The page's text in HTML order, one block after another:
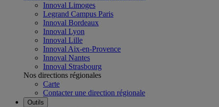
Innoval Limoges
Legrand Campus Paris
Innoval Bordeaux
Innoval Lyon
Innoval Lille
Innoval Aix-en-Provence
Innoval Nantes
Innoval Strasbourg
Nos directions régionales
Carte
Contacter une direction régionale
Outils